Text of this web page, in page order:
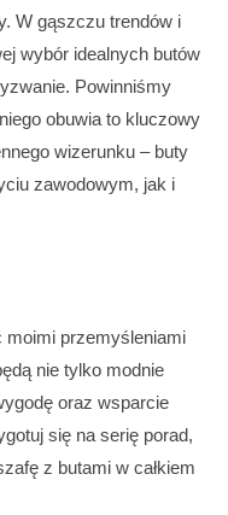
W gąszczu trendów i
wybór idealnych butów
Powinniśmy
obuwia to kluczowy
wizerunku – buty
zawodowym, jak i
moimi przemyśleniami
nie tylko modnie
oraz wsparcie
się na serię porad,
z butami w całkiem